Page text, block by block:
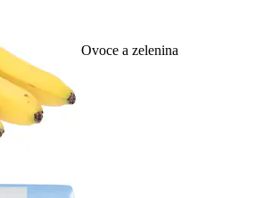
Ovoce a zelenina